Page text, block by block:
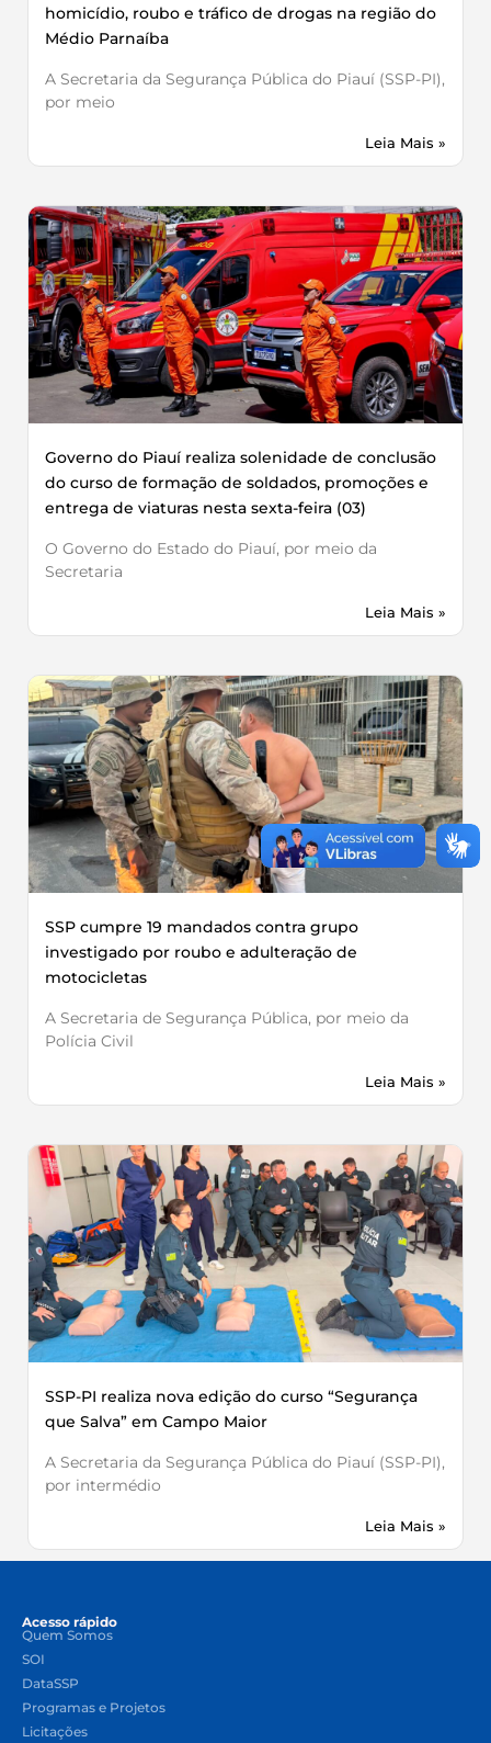
homicídio, roubo e tráfico de drogas na região do
Médio Parnaíba
A Secretaria da Segurança Pública do Piauí (SSP-PI),
por meio
Leia Mais »
Governo do Piauí realiza solenidade de conclusão
do curso de formação de soldados, promoções e
entrega de viaturas nesta sexta-feira (03)
O Governo do Estado do Piauí, por meio da
Secretaria
Leia Mais »
SSP cumpre 19 mandados contra grupo
investigado por roubo e adulteração de
motocicletas
A Secretaria de Segurança Pública, por meio da
Polícia Civil
Leia Mais »
SSP-PI realiza nova edição do curso “Segurança
que Salva” em Campo Maior
A Secretaria da Segurança Pública do Piauí (SSP-PI),
por intermédio
Leia Mais »
Acesso rápido
Quem Somos
SOI
DataSSP
Programas e Projetos
Licitações